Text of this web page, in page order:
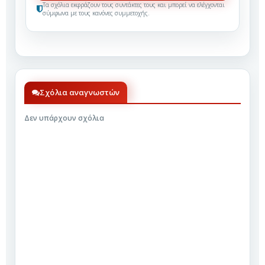
Τα σχόλια εκφράζουν τους συντάκτες τους και μπορεί να ελέγχονται
σύμφωνα με τους κανόνες συμμετοχής.
Σχόλια αναγνωστών
Δεν υπάρχουν σχόλια